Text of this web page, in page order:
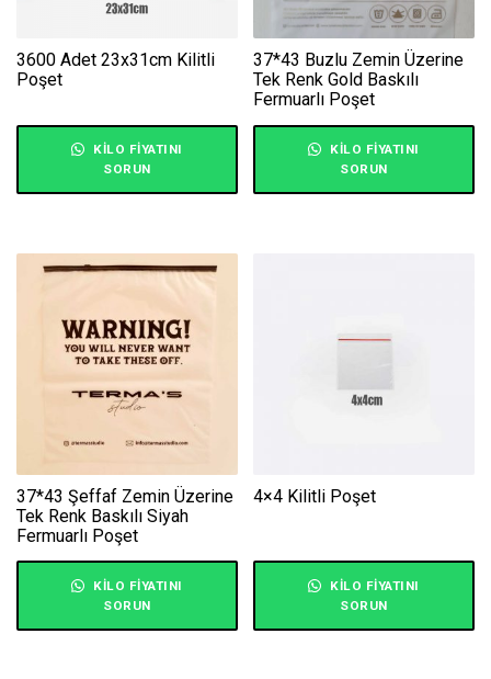
3600 Adet 23x31cm Kilitli
Poşet
KILO FIYATINI
SORUN
37*43 Buzlu Zemin Üzerine
Tek Renk Gold Baskılı
Fermuarlı Poşet
KILO FIYATINI
SORUN
37*43 Şeffaf Zemin Üzerine
Tek Renk Baskılı Siyah
Fermuarlı Poşet
KILO FIYATINI
SORUN
4×4 Kilitli Poşet
KILO FIYATINI
SORUN